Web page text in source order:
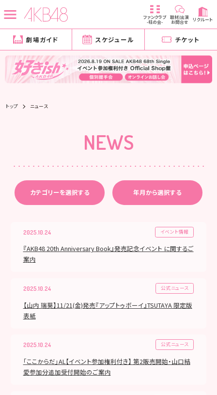
ファンクラブ
-柱の会-
取材/出演
お問合せ リクルート
劇場ガイド スケジュール チケット
トップ ニュース
NEWS
カテゴリーを選択する 年月から選択する
2025.10.24 イベント情報
『AKB48 20th Anniversary Book』発売記念イベント に関するご
案内
2025.10.24 公式ニュース
【山内 瑞葵】11/21(金)発売『アップトゥボーイ』TSUTAYA 限定版
表紙
2025.10.24 公式ニュース
「ここからだ」AL【イベント参加権利付き】 第2販売開始・山口結
愛参加分追加受付開始のご案内